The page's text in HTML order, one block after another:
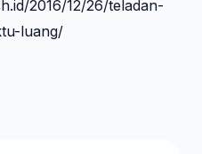
2016/12/26/teladan-
luang/